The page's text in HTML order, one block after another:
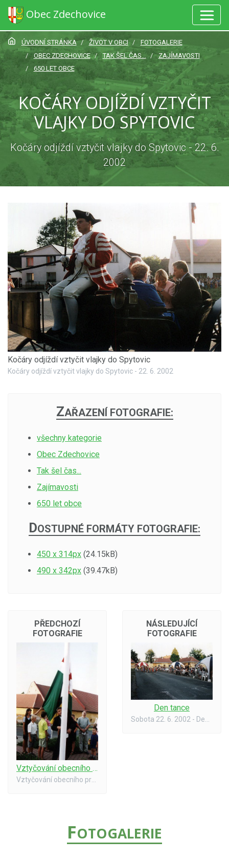
Obec Zdechovice
ÚVODNÍ STRÁNKA ŽIVOT V OBCI
FOTOGALERIE
OBEC ZDECHOVICE
TAK ŠEL ČAS...
ZAJÍMAVOSTI
650 LET OBCE
KOČÁRY ODJÍŽDÍ VZTYČIT
VLAJKY DO SPYTOVIC
Kočáry odjíždí vztyčit vlajky do Spytovic - 22. 6.
2002
Kočáry odjíždí vztyčit vlajky do Spytovic
Kočáry odjíždí vztyčit vlajky do Spytovic - 22. 6. 2002
ZAŘAZENÍ FOTOGRAFIE:
všechny kategorie
Obec Zdechovice
Tak šel čas...
Zajímavosti
650 let obce
DOSTUPNÉ FORMÁTY FOTOGRAFIE:
450 x 314px (24.15kB)
490 x 342px (39.47kB)
PŘEDCHOZÍ
FOTOGRAFIE
Vztyčování obecního praporu
NÁSLEDUJÍCÍ
FOTOGRAFIE
Den tance
FOTOGALERIE